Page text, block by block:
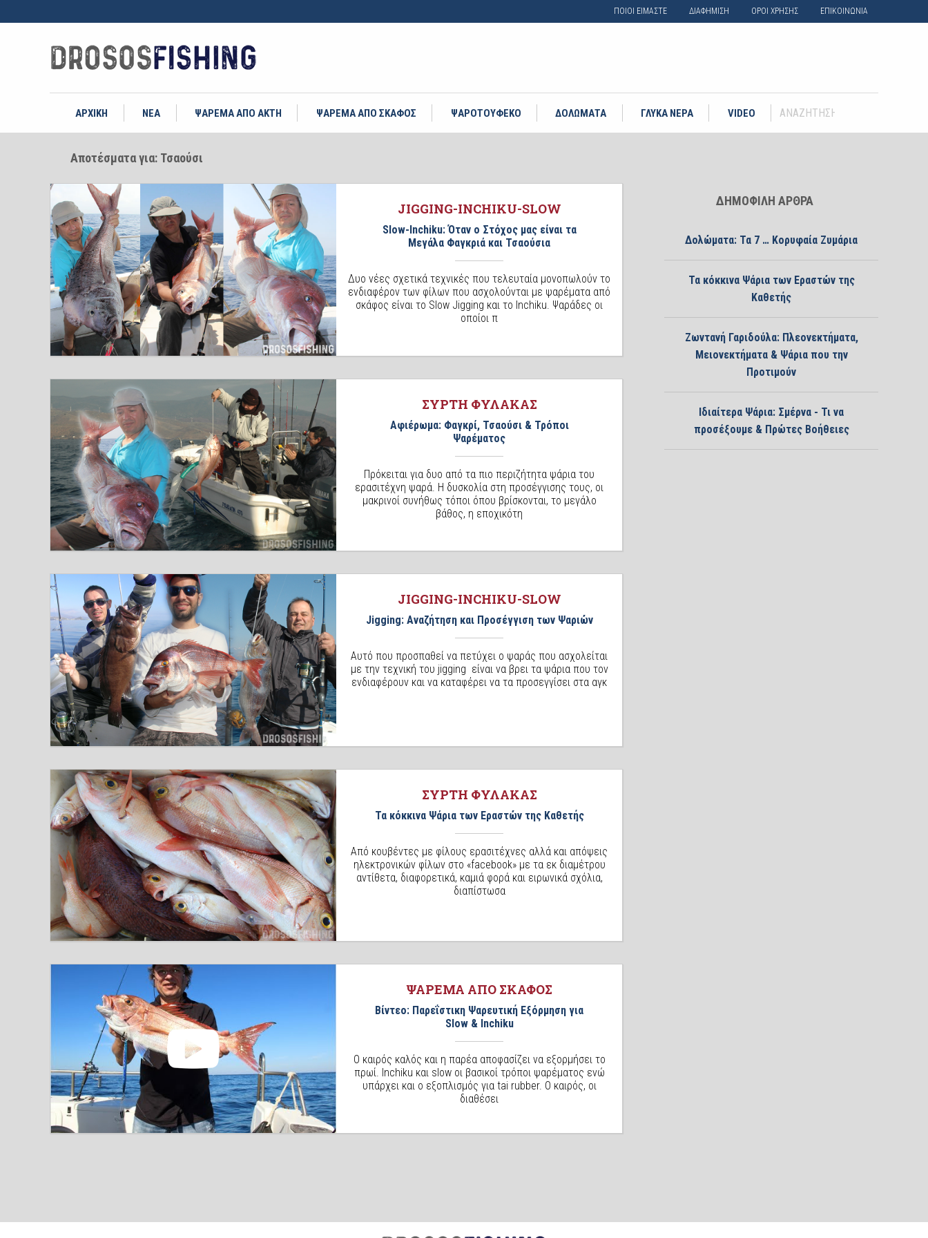
ΠΟΙΟΙ ΕΙΜΑΣΤΕ ΔΙΑΦΗΜΙΣΗ ΟΡΟΙ ΧΡΗΣΗΣ ΕΠΙΚΟΙΝΩΝΙΑ
ΑΡΧΙΚΗ ΝΕΑ ΨΑΡΕΜΑ ΑΠΟ ΑΚΤΗ ΨΑΡΕΜΑ ΑΠΟ ΣΚΑΦΟΣ ΨΑΡΟΤΟΥΦΕΚΟ ΔΟΛΩΜΑΤΑ ΓΛΥΚΑ ΝΕΡΑ VIDEO
Αποτέσματα για: Τσαούσι
JIGGING-INCHIKU-SLOW
Slow-Inchiku: Όταν ο Στόχος μας είναι τα
Μεγάλα Φαγκριά και Τσαούσια
Δυο νέες σχετικά τεχνικές που τελευταία μονοπωλούν το
ενδιαφέρον των φίλων που ασχολούνται με ψαρέματα από
σκάφος είναι το Slow Jigging και το Inchiku. Ψαράδες οι
οποίοι π
ΣΥΡΤΗ ΦΥΛΑΚΑΣ
Αφιέρωμα: Φαγκρί, Τσαούσι & Τρόποι
Ψαρέματος
Πρόκειται για δυο από τα πιο περιζήτητα ψάρια του
ερασιτέχνη ψαρά. Η δυσκολία στη προσέγγισης τους, οι
μακρινοί συνήθως τόποι όπου βρίσκονται, το μεγάλο
βάθος, η εποχικότη
JIGGING-INCHIKU-SLOW
Jigging: Αναζήτηση και Προσέγγιση των Ψαριών
Αυτό που προσπαθεί να πετύχει ο ψαράς που ασχολείται
με την τεχνική του jigging είναι να βρει τα ψάρια που τον
ενδιαφέρουν και να καταφέρει να τα προσεγγίσει στα αγκ
ΣΥΡΤΗ ΦΥΛΑΚΑΣ
Τα κόκκινα Ψάρια των Εραστών της Καθετής
Από κουβέντες με φίλους ερασιτέχνες αλλά και απόψεις
ηλεκτρονικών φίλων στο «facebook» με τα εκ διαμέτρου
αντίθετα, διαφορετικά, καμιά φορά και ειρωνικά σχόλια,
διαπίστωσα
ΨΑΡΕΜΑ ΑΠΟ ΣΚΑΦΟΣ
Βίντεο: Παρεΐστικη Ψαρευτική Εξόρμηση για
Slow & Inchiku
Ο καιρός καλός και η παρέα αποφασίζει να εξορμήσει το
πρωί. Inchiku και slow οι βασικοί τρόποι ψαρέματος ενώ
υπάρχει και ο εξοπλισμός για tai rubber. Ο καιρός, οι
διαθέσει
ΔΗΜΟΦΙΛΗ ΑΡΘΡΑ
Δολώματα: Τα 7 … Κορυφαία Ζυμάρια
Τα κόκκινα Ψάρια των Εραστών της
Καθετής
Ζωντανή Γαριδούλα: Πλεονεκτήματα,
Μειονεκτήματα & Ψάρια που την
Προτιμούν
Ιδιαίτερα Ψάρια: Σμέρνα - Τι να
προσέξουμε & Πρώτες Βοήθειες